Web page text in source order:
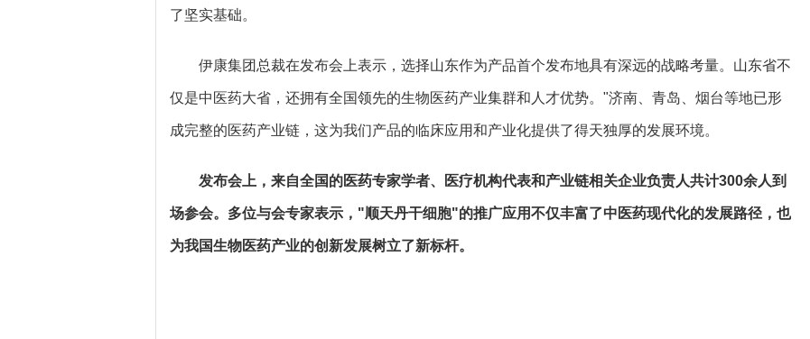
了坚实基础。
伊康集团总裁在发布会上表示，选择山东作为产品首个发布地具有深远的战略考量。山东省不
仅是中医药大省，还拥有全国领先的生物医药产业集群和人才优势。"济南、青岛、烟台等地已形
成完整的医药产业链，这为我们产品的临床应用和产业化提供了得天独厚的发展环境。
发布会上，来自全国的医药专家学者、医疗机构代表和产业链相关企业负责人共计300余人到
场参会。多位与会专家表示，"顺天丹干细胞"的推广应用不仅丰富了中医药现代化的发展路径，也
为我国生物医药产业的创新发展树立了新标杆。